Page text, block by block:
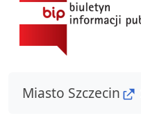
Miasto Szczecin